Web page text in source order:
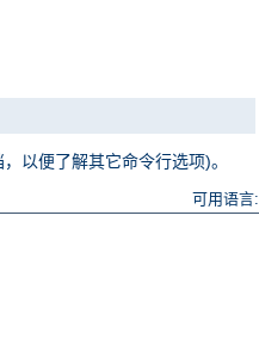
以便了解其它命令行选项)。
可用语言: